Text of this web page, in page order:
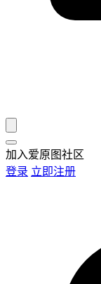
加入爱原图社区
登录 立即注册